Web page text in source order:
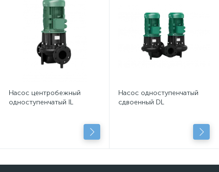
Насос центробежный
одноступенчатый IL
Насос одноступенчатый
сдвоенный DL